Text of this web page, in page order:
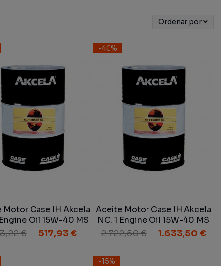
Ordenar por
Motor Case IH Akcela
Engine Oil 15W-40 MS
SAE 15W-40 60 L
€ 517,93 €
-40%
Aceite Motor Case IH Akcela
NO. 1 Engine Oil 15W-40 MS
1121 SAE 15W-40 200 L
2.722,50 € 1.633,50 €
-15%